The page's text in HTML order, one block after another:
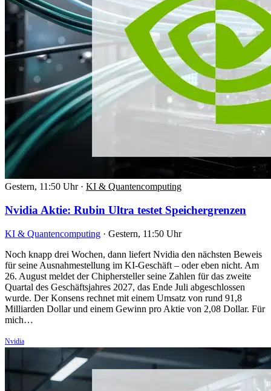
Gestern, 11:50 Uhr · KI & Quantencomputing
Nvidia Aktie: Rubin Ultra testet Speichergrenzen
KI & Quantencomputing · Gestern, 11:50 Uhr
Noch knapp drei Wochen, dann liefert Nvidia den nächsten Beweis
für seine Ausnahmestellung im KI-Geschäft – oder eben nicht. Am
26. August meldet der Chiphersteller seine Zahlen für das zweite
Quartal des Geschäftsjahres 2027, das Ende Juli abgeschlossen
wurde. Der Konsens rechnet mit einem Umsatz von rund 91,8
Milliarden Dollar und einem Gewinn pro Aktie von 2,08 Dollar. Für
mich…
Nvidia